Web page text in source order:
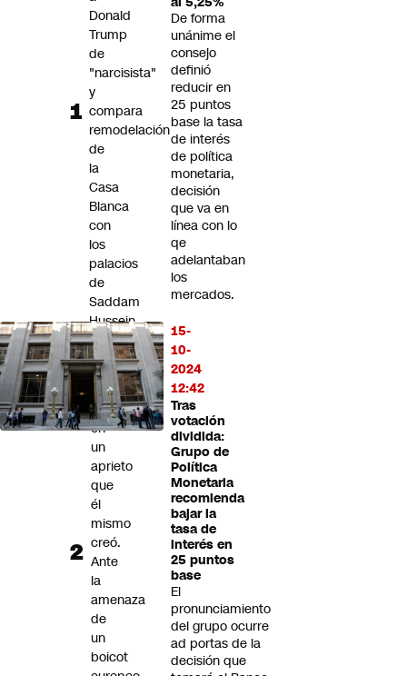
De forma
unánime el
consejo
definió
reducir en
25 puntos
base la tasa
de interés
de política
monetaria,
decisión
que va en
línea con lo
qe
adelantaban
los
mercados.
15-
10-
2024
12:42
Tras
votación
dividida:
Grupo de
Política
Monetaria
recomienda
bajar la
tasa de
interés en
25 puntos
base
El
pronunciamiento
del grupo ocurre
ad portas de la
decisión que
Donald
Trump
de
"narcisista"
y
compara
remodelación
de
la
Casa
Blanca
con
los
palacios
de
Saddam
Hussein
Análisis:
Infantino
se
encuentra
en
un
aprieto
que
él
mismo
creó.
Ante
la
amenaza
de
un
boicot